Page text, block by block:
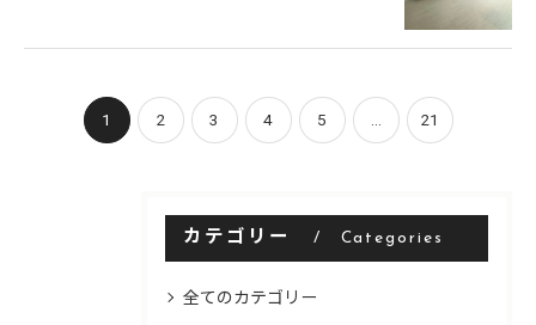
1 2 3 4 5 21
カテゴリー Categories
全てのカテゴリー